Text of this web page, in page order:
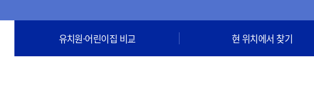
유치원·어린이집 비교 현 위치에서 찾기